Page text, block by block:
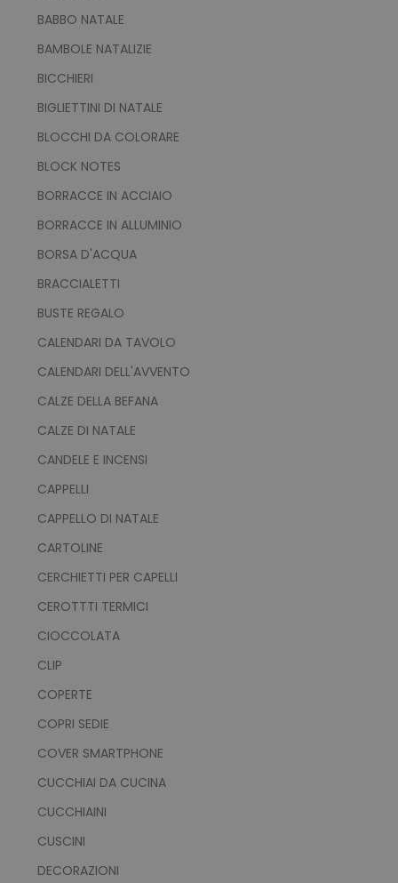
BABBO NATALE
BAMBOLE NATALIZIE
BICCHIERI
BIGLIETTINI DI NATALE
BLOCCHI DA COLORARE
BLOCK NOTES
BORRACCE IN ACCIAIO
BORRACCE IN ALLUMINIO
BORSA D'ACQUA
BRACCIALETTI
BUSTE REGALO
CALENDARI DA TAVOLO
CALENDARI DELL'AVVENTO
CALZE DELLA BEFANA
CALZE DI NATALE
CANDELE E INCENSI
CAPPELLI
CAPPELLO DI NATALE
CARTOLINE
CERCHIETTI PER CAPELLI
CEROTTTI TERMICI
CIOCCOLATA
CLIP
COPERTE
COPRI SEDIE
COVER SMARTPHONE
CUCCHIAI DA CUCINA
CUCCHIAINI
CUSCINI
DECORAZIONI